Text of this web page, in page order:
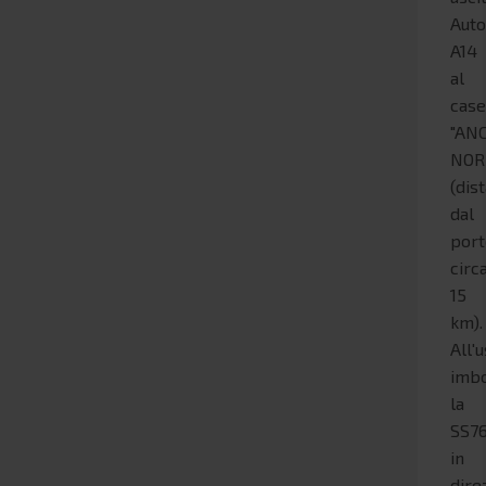
A14
al
dal
15
km).
la
in